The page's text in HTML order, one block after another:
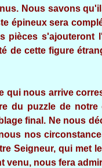
Nous savons
épineux sera
pièces s'ajouteront
de cette figure
qui nous arrive
du puzzle de
final. Ne nous
nos
Seigneur, qui met
venu, nous fera